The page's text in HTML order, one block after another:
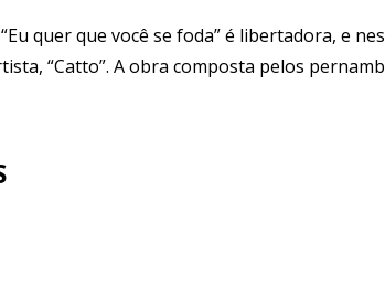
quer que você se foda” é libertadora, e
“Catto”. A obra composta pelos